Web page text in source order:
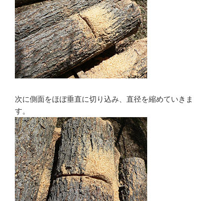
次に側面をほぼ垂直に切り込み、直径を縮めていきま
す。